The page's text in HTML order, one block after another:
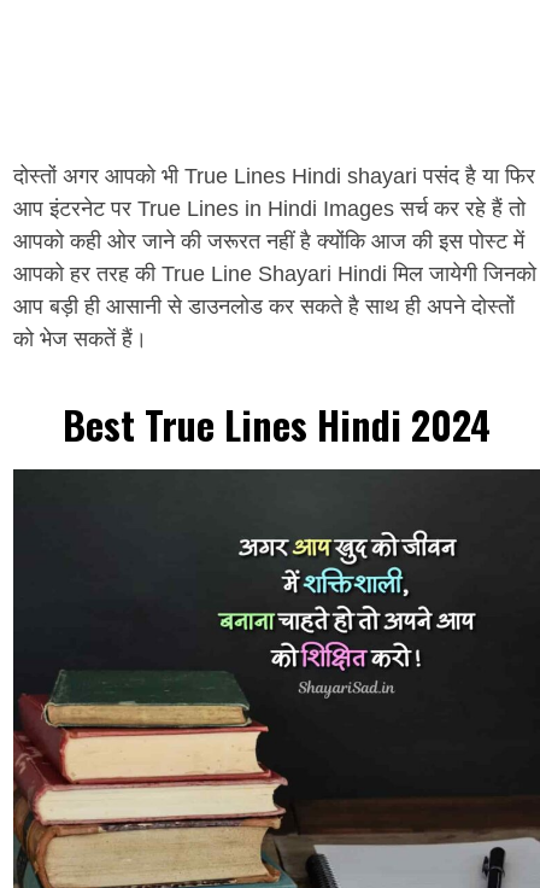
दोस्तों अगर आपको भी True Lines Hindi shayari पसंद है या फिर
आप इंटरनेट पर True Lines in Hindi Images सर्च कर रहे हैं तो
आपको कही ओर जाने की जरूरत नहीं है क्योंकि आज की इस पोस्ट में
आपको हर तरह की True Line Shayari Hindi मिल जायेगी जिनको
आप बड़ी ही आसानी से डाउनलोड कर सकते है साथ ही अपने दोस्तों
को भेज सकतें हैं।
Best True Lines Hindi 2024